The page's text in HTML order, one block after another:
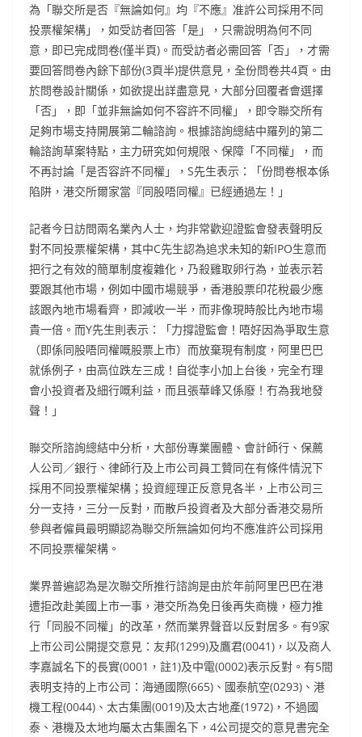
為「聯交所是否『無論如何』均『不應』准許公司採用不同
投票權架構」，如受訪者回答「是」，只需說明為何不同
意，即已完成問卷(僅半頁)。而受訪者必需回答「否」，才需
要回答問卷內餘下部份(3頁半)提供意見，全份問卷共4頁。由
於問卷設計關係，如欲提出詳盡意見，大部分回覆者會選擇
「否」，即「並非無論如何不容許不同權」，即令聯交所有
足夠市場支持開展第二輪諮詢。根據諮詢總結中羅列的第二
輪諮詢草案特點，主力研究如何規限、保障「不同權」，而
不再討論「是否容許不同權」，S先生表示：「份問卷根本係
陷阱，港交所爾家當『同股唔同權』已經通過左！」
記者今日訪問兩名業內人士，均非常歡迎證監會發表聲明反
對不同投票權架構，其中C先生認為追求未知的新IPO生意而
把行之有效的簡單制度複雜化，乃殺雞取卵行為，並表示若
要跟其他市場，例如中國市場競爭，香港股票印花稅最少應
該跟內地市場看齊，即減收一半，而非像現時般比內地市場
貴一倍。而Y先生則表示：「力撐證監會！唔好因為爭取生意
（即係同股唔同權嘅股票上市）而放棄現有制度，阿里巴巴
就係例子，由高位跌左三成！自從李小加上台後，完全冇理
會小投資者及細行嘅利益，而且張華峰又係廢！冇為我地發
聲！」
聯交所諮詢總結中分析，大部份專業團體、會計師行、保薦
人公司／銀行、律師行及上市公司員工贊同在有條件情況下
採用不同投票權架構；投資經理正反意見各半，上市公司三
分一支持，三分一反對，而散戶投資者及大部分香港交易所
參與者僱員最明顯認為聯交所無論如何均不應准許公司採用
不同投票權架構。
業界普遍認為是次聯交所推行諮詢是由於年前阿里巴巴在港
遭拒改赴美國上市一事，港交所為免日後再失商機，極力推
行「同股不同權」的改革，然而業界聲音以反對居多。有9家
上市公司公開提交意見：友邦(1299)及鷹君(0041)，以及商人
李嘉誠名下的長實(0001，註1)及中電(0002)表示反對。有5間
表明支持的上市公司：海通國際(665)、國泰航空(0293)、港
機工程(0044)、太古集團(0019)及太古地產(1972)，不過國
泰、港機及太地均屬太古集團名下，4公司提交的意見書完全